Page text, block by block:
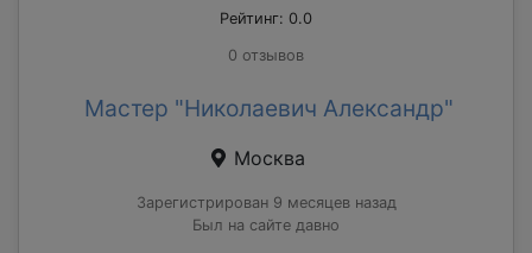
Рейтинг: 0.0
0 отзывов
Мастер "Николаевич Александр"
Москва
Зарегистрирован 9 месяцев назад
Был на сайте давно